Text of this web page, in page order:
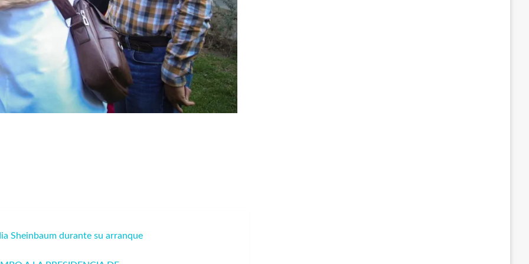
Sheinbaum durante su arranque